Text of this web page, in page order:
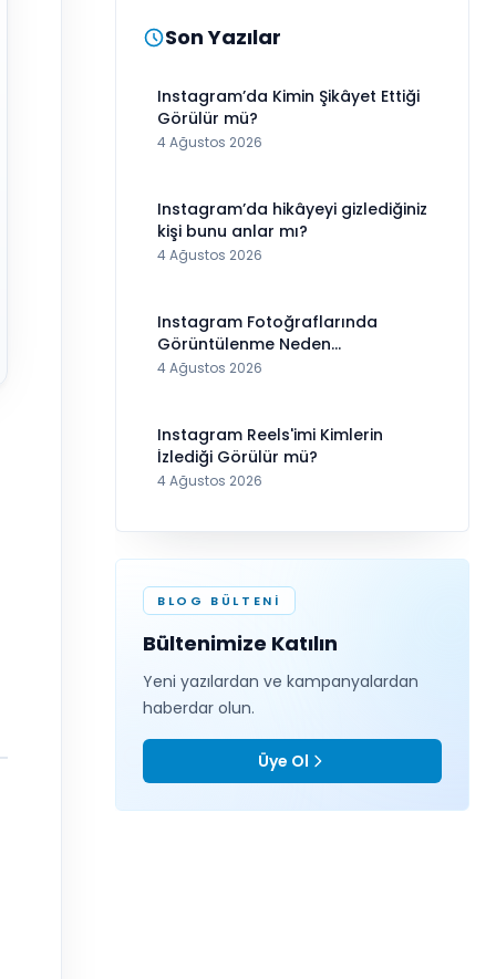
Son Yazılar
Instagram’da Kimin Şikâyet Ettiği
Görülür mü?
4 Ağustos 2026
Instagram’da hikâyeyi gizlediğiniz
kişi bunu anlar mı?
4 Ağustos 2026
Instagram Fotoğraflarında
Görüntülenme Neden
Görünmüyor?
4 Ağustos 2026
Instagram Reels'imi Kimlerin
İzlediği Görülür mü?
4 Ağustos 2026
BLOG BÜLTENI
Bültenimize Katılın
Yeni yazılardan ve kampanyalardan
haberdar olun.
Üye Ol